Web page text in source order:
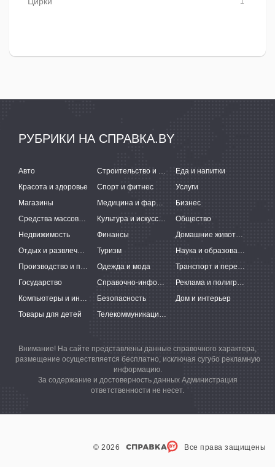
РУБРИКИ НА СПРАВКА.BY
Авто Строительство и ремонт
Еда и напитки
Красота и здоровье
Спорт и фитнес
Услуги
Магазины
Медицина и фармацевтика
Бизнес
Средства массовой информации
Культура и искусство
Общество
Недвижимость
Финансы
Домашние животные
Отдых и развлечения
Туризм
Наука и образование
Производство и поставки
Одежда и мода
Транспорт и перевозки
Государство
Справочно-информационные системы
Реклама и полиграфия
Компьютеры и интернет
Безопасность
Дом и интерьер
Товары для детей
Телекоммуникации и связь
Внимание! На сайте представлены данные справочного характера,
размещение осуществляется бесплатно, исключая сугубо рекламную
информацию.
За содержание и достоверность данных Администрация
ответственности не несет.
© 2026 Все права защищены